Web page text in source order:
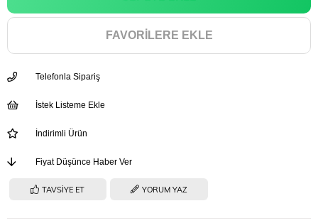
FAVORILERE EKLE
Telefonla Sipariş
İstek Listeme Ekle
İndirimli Ürün
Fiyat Düşünce Haber Ver
TAVSIYE ET YORUM YAZ